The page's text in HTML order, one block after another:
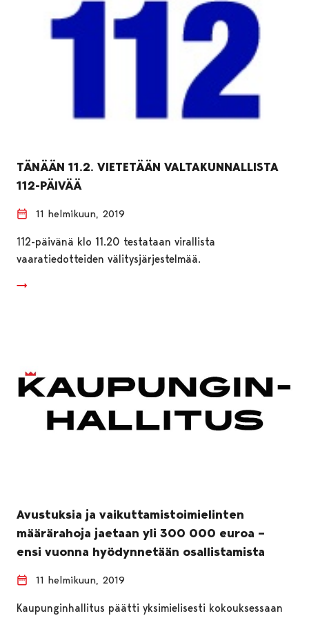
TÄNÄÄN 11.2. VIETETÄÄN VALTAKUNNALLISTA
112-PÄIVÄÄ
11 helmikuun, 2019
112-päivänä klo 11.20 testataan virallista
vaaratiedotteiden välitysjärjestelmää.
Avustuksia ja vaikuttamistoimielinten
määrärahoja jaetaan yli 300 000 euroa –
ensi vuonna hyödynnetään osallistamista
11 helmikuun, 2019
Kaupunginhallitus päätti yksimielisesti kokouksessaan